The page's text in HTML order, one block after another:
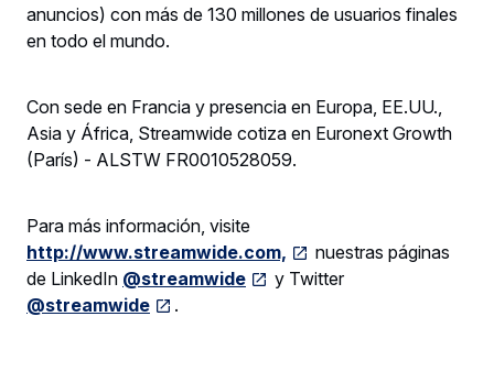
anuncios) con más de 130 millones de usuarios finales
en todo el mundo.
Con sede en Francia y presencia en Europa, EE.UU.,
Asia y África, Streamwide cotiza en Euronext Growth
(París) - ALSTW FR0010528059.
Para más información, visite
http://www.streamwide.com,
nuestras páginas
de LinkedIn @streamwide
y Twitter
@streamwide
.